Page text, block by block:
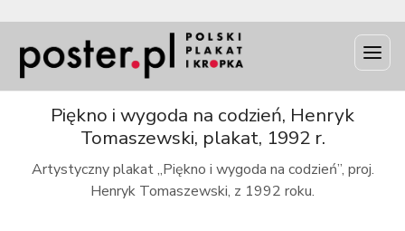
Piękno i wygoda na codzień, Henryk
Tomaszewski, plakat, 1992 r.
Artystyczny plakat „Piękno i wygoda na codzień”, proj.
Henryk Tomaszewski, z 1992 roku.